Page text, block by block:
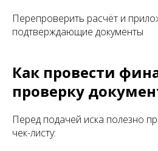
Перепроверить расчёт и
подтверждающие документы
Как провести
проверку
Перед подачей иска полезно
чек-листу: